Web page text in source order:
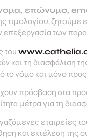
επώνυμο,
τιμολογίου, ζητούμε
των
του
τη διασφάλιση
το νόμο και μόνο
πρόσβαση στα
μέτρα για τη
εταιρείες
και εκτέλεση της